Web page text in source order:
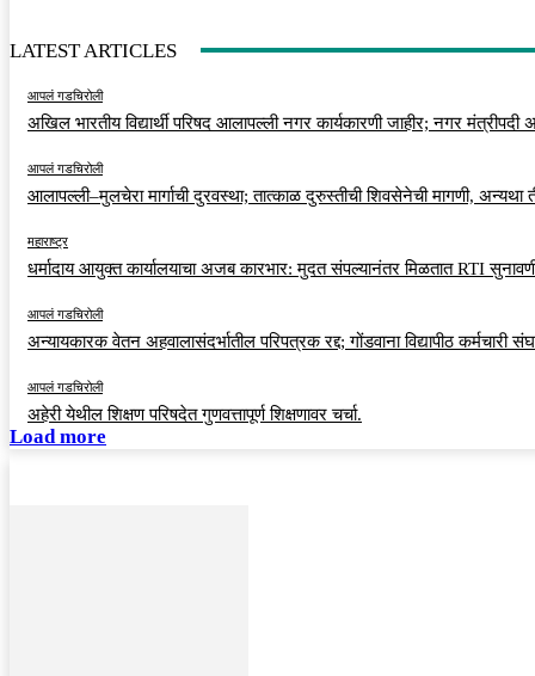
LATEST ARTICLES
आपलं गडचिरोली
अखिल भारतीय विद्यार्थी परिषद आलापल्ली नगर कार्यकारणी जाहीर; नगर
आपलं गडचिरोली
आलापल्ली–मुलचेरा मार्गाची दुरवस्था; तात्काळ दुरुस्तीची शिवसेनेची मागणी, अन्यथा
महाराष्ट्र
धर्मादाय आयुक्त कार्यालयाचा अजब कारभार: मुदत संपल्यानंतर मिळतात RTI
आपलं गडचिरोली
अन्यायकारक वेतन अहवालासंदर्भातील परिपत्रक रद्द; गोंडवाना विद्यापीठ
आपलं गडचिरोली
अहेरी येथील शिक्षण परिषदेत गुणवत्तापूर्ण शिक्षणावर चर्चा.
Load more